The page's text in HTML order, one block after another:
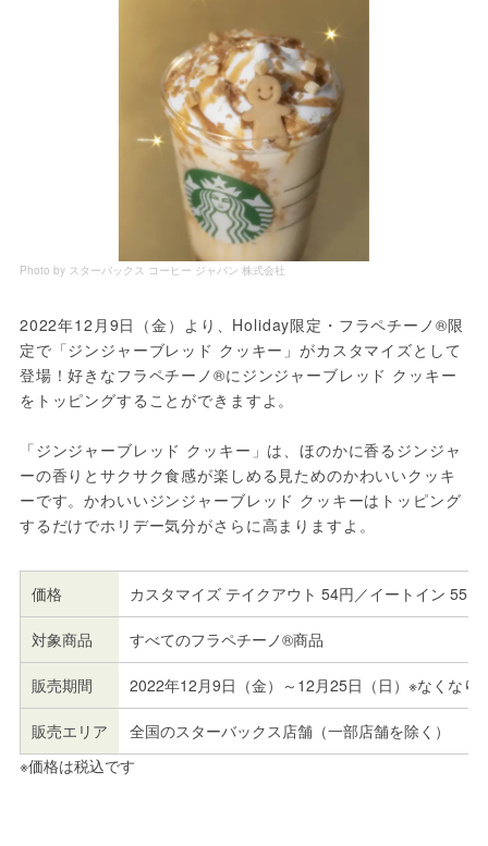
Photo by スターバックス コーヒー ジャパン 株式会社
2022年12月9日（金）より、Holiday限定・フラペチーノ®限
定で「ジンジャーブレッド クッキー」がカスタマイズとして
登場！好きなフラペチーノ®にジンジャーブレッド クッキー
をトッピングすることができますよ。
「ジンジャーブレッド クッキー」は、ほのかに香るジンジャ
ーの香りとサクサク食感が楽しめる見ためのかわいいクッキ
ーです。かわいいジンジャーブレッド クッキーはトッピング
するだけでホリデー気分がさらに高まりますよ。
価格 カスタマイズ テイクアウト 54円／イートイン 55円
対象商品 すべてのフラペチーノ®商品
販売期間 2022年12月9日（金）～12月25日（日）※なくなり
販売エリア
全国のスターバックス店舗（一部店舗を除く）
※価格は税込です